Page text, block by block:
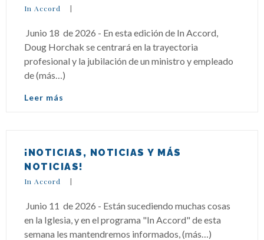
In Accord |
Junio 18 de 2026 - En esta edición de In Accord,
Doug Horchak se centrará en la trayectoria
profesional y la jubilación de un ministro y empleado
de (más…)
Leer más
¡NOTICIAS, NOTICIAS Y MÁS
NOTICIAS!
In Accord |
Junio 11 de 2026 - Están sucediendo muchas cosas
en la Iglesia, y en el programa "In Accord" de esta
semana les mantendremos informados, (más…)